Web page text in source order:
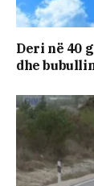
Deri në 40
dhe